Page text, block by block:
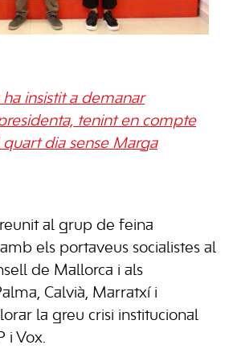
insistit a demanar
tenint en compte
dia sense Marga
reunit al grup de feina
els portaveus socialistes al
de Mallorca i als
Calvià, Marratxí i
la greu crisi institucional
i Vox.